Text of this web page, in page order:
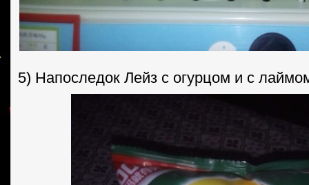
5) Напоследок Лейз с огурцом и с